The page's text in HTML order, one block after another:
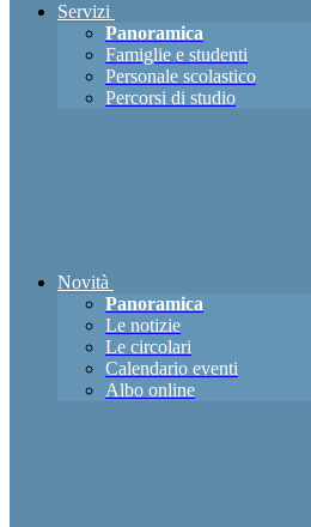
Servizi
Panoramica
Famiglie e studenti
Personale scolastico
Percorsi di studio
Novità
Panoramica
Le notizie
Le circolari
Calendario eventi
Albo online